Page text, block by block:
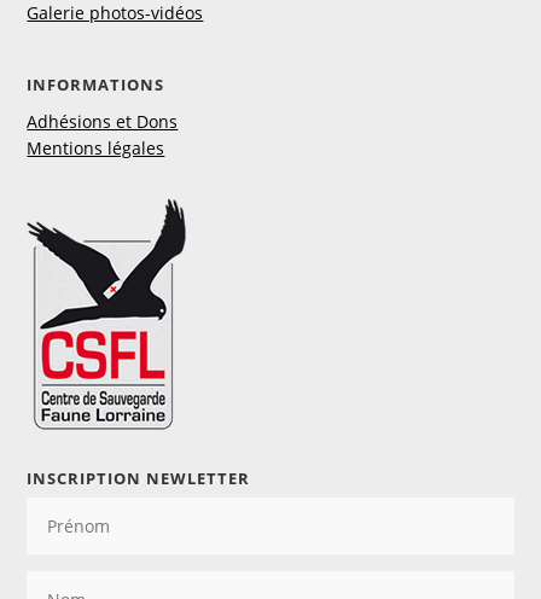
Galerie photos-vidéos
INFORMATIONS
Adhésions et Dons
Mentions légales
INSCRIPTION NEWLETTER